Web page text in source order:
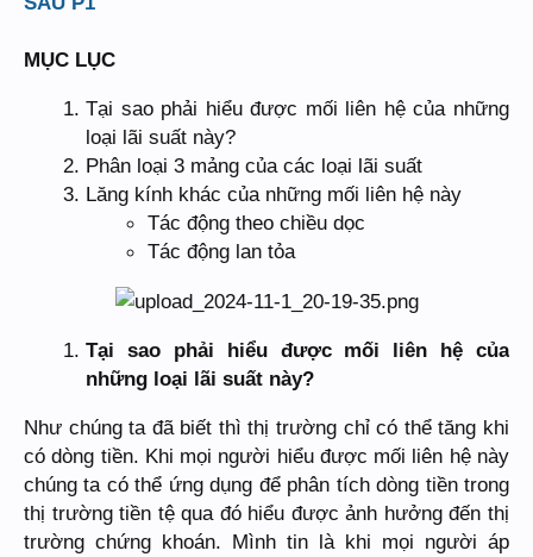
MỤC LỤC
Tại sao phải hiểu được mối liên hệ của những
loại lãi suất này?
Phân loại 3 mảng của các loại lãi suất
Lăng kính khác của những mối liên hệ này
Tác động theo chiều dọc
Tác động lan tỏa
Tại sao phải hiểu được mối liên hệ của
những loại lãi suất này?
Như chúng ta đã biết thì thị trường chỉ có thể tăng khi
có dòng tiền. Khi mọi người hiểu được mối liên hệ này
chúng ta có thể ứng dụng để phân tích dòng tiền trong
thị trường tiền tệ qua đó hiểu được ảnh hưởng đến thị
trường chứng khoán. Mình tin là khi mọi người áp